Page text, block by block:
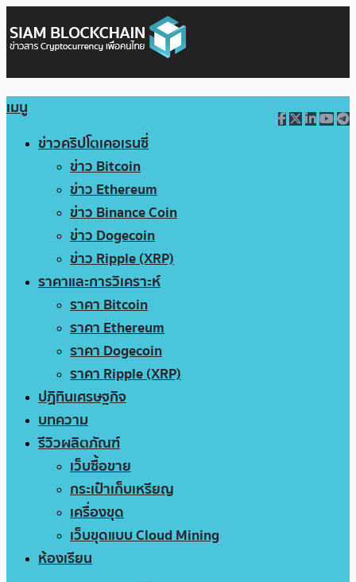
เมนู
ข่าวคริปโตเคอเรนซี่
ข่าว Bitcoin
ข่าว Ethereum
ข่าว Binance Coin
ข่าว Dogecoin
ข่าว Ripple (XRP)
ราคาและการวิเคราะห์
ราคา Bitcoin
ราคา Ethereum
ราคา Dogecoin
ราคา Ripple (XRP)
ปฏิทินเศรษฐกิจ
บทความ
รีวิวผลิตภัณฑ์
เว็บซื้อขาย
กระเป๋าเก็บเหรียญ
เครื่องขุด
เว็บขุดแบบ Cloud Mining
ห้องเรียน